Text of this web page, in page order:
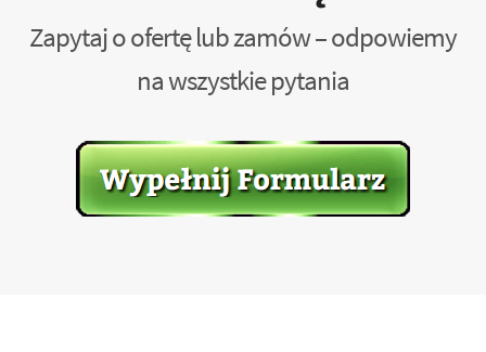
Zapytaj o ofertę lub zamów – odpowiemy
na wszystkie pytania